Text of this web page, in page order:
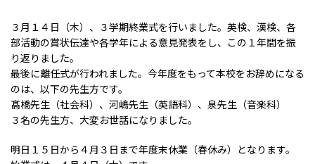
３月１４日（木）、３学期終業式を行いました。英検、漢検、各
部活動の賞状伝達や各学年による意見発表をし、この１年間を振
り返りました。
最後に離任式が行われました。今年度をもって本校をお辞めになる
のは、以下の先生方です。
髙橋先生（社会科）、河嶋先生（英語科）、泉先生（音楽科）
３名の先生方、大変お世話になりました。
明日１５日から４月３日まで年度末休業（春休み）となります。